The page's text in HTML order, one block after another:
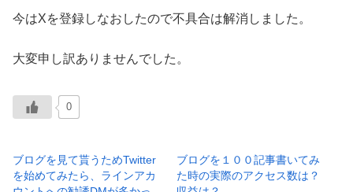
今はXを登録しなおしたので不具合は解消しました。
大変申し訳ありませんでした。
0
ブログを見て貰うためTwitter
を始めてみたら、ラインアカ
ブログを１００記事書いてみ
た時の実際のアクセス数は？